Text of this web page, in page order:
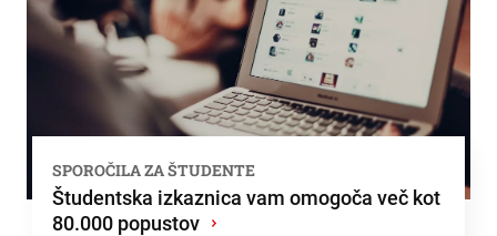
SPOROČILA ZA ŠTUDENTE
Študentska izkaznica vam omogoča več kot
80.000 popustov ›